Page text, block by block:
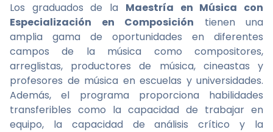
Los graduados de la Maestría en Música con
Especialización en Composición tienen una
amplia gama de oportunidades en diferentes
campos de la música como compositores,
arreglistas, productores de música, cineastas y
profesores de música en escuelas y universidades.
Además, el programa proporciona habilidades
transferibles como la capacidad de trabajar en
equipo, la capacidad de análisis crítico y la